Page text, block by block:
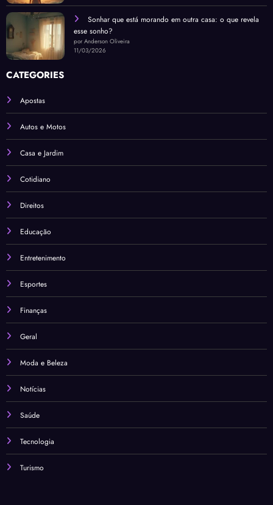
Sonhar que está morando em outra casa: o que revela
esse sonho?
por Anderson Oliveira
11/03/2026
CATEGORIES
Apostas
Autos e Motos
Casa e Jardim
Cotidiano
Direitos
Educação
Entretenimento
Esportes
Finanças
Geral
Moda e Beleza
Notícias
Saúde
Tecnologia
Turismo